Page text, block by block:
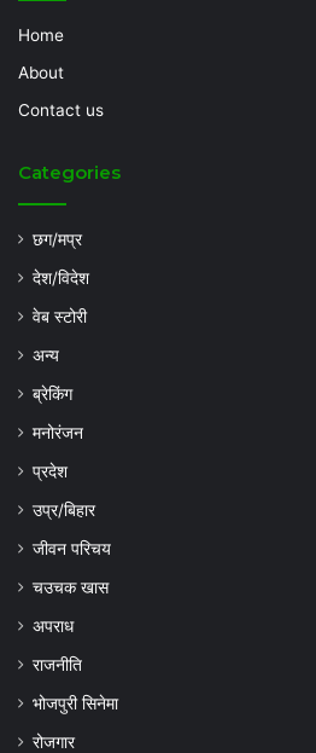
Home
About
Contact us
Categories
छग/मप्र
देश/विदेश
वेब स्टोरी
अन्य
ब्रेकिंग
मनोरंजन
प्रदेश
उप्र/बिहार
जीवन परिचय
चउचक खास
अपराध
राजनीति
भोजपुरी सिनेमा
रोजगार